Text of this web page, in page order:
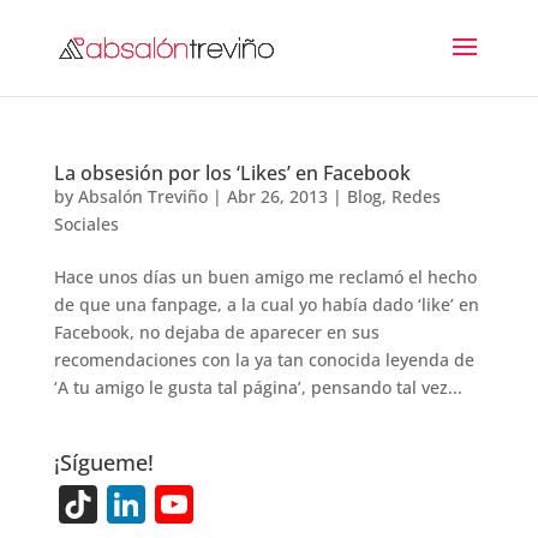
La obsesión por los ‘Likes’ en Facebook
by Absalón Treviño| Abr 26, 2013| Blog, Redes
Sociales
Hace unos días un buen amigo me reclamó el hecho
de que una fanpage, a la cual yo había dado ‘like’ en
Facebook, no dejaba de aparecer en sus
recomendaciones con la ya tan conocida leyenda de
‘A tu amigo le gusta tal página’, pensando tal vez...
¡Sígueme!
Ti Li Y